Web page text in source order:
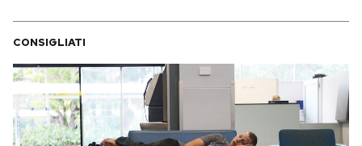
CONSIGLIATI